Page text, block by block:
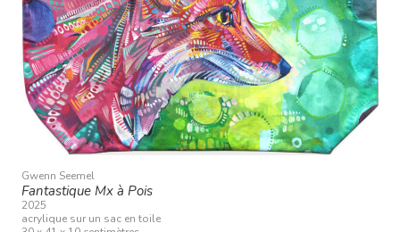
Gwenn Seemel
Fantastique Mx à Pois
2025
acrylique sur un sac en toile